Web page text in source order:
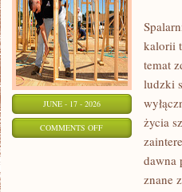
JUNE - 17 - 2026
COMMENTS OFFON
kalorii
temat
ludzki
życia
dawna
znane